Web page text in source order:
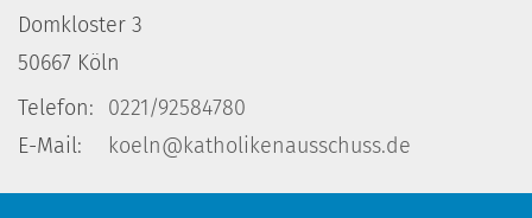
Domkloster 3
50667 Köln
Telefon:
0221/92584780
E-Mail:
koeln@katholikenausschuss.de